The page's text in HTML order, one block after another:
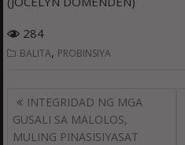
284
BALITA, PROBINSIYA
Post
navigation
INTEGRIDAD NG MGA
GUSALI SA MALOLOS,
MULING PINASISIYASAT